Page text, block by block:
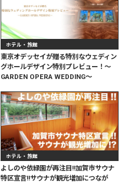
ホテル・旅館
東京オデッセイが贈る特別なウェディン
グホールデザイン特別プレビュー！〜
GARDEN OPERA WEDDING〜
ホテル・旅館
よしのや依緑園が再注目!!加賀市サウナ
特区宣言!!サウナが観光増加につなが